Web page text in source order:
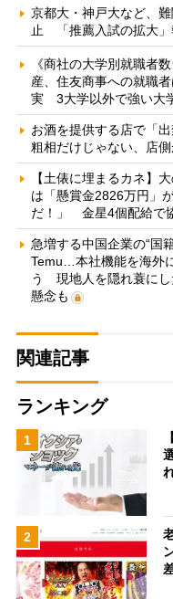
京都大・神戸大など、
止 「推薦入試の拡大」
《商社の大学別就職者
産、住友商事への就職
実 3大学以外で強い大
お酒を提供する店で「
粗相だけじゃない、店
【土俵に埋まるカネ】
は「懸賞金2826万円」
だ！」 金星4個配給で
急増する中国企業の“国
Temu…本社機能を海外
う 現地人を隠れ蓑にし
懸念も
関連記事
ランキング
1
2